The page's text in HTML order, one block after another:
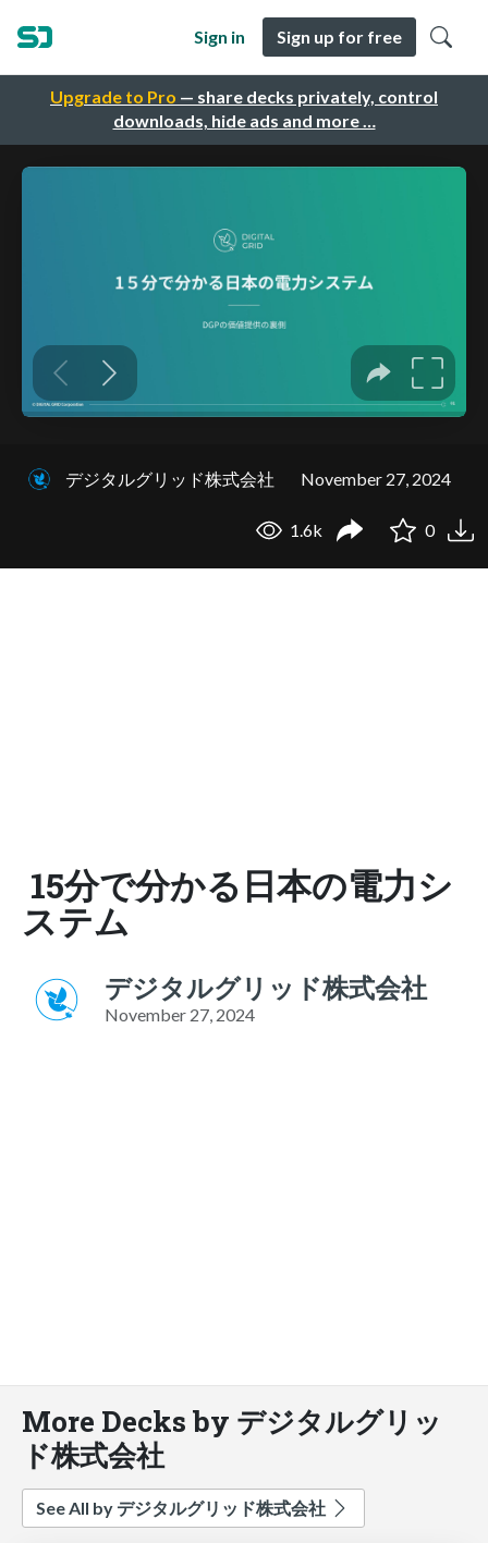
Upgrade to Pro — share decks privately, control
downloads, hide ads and more …
Sign in Sign up for free
デジタルグリッド株式会社 November 27, 2024
1.6k 0
15分で分かる日本の電力シ
ステム
デジタルグリッド株式会社
November 27, 2024
More Decks by デジタルグリッ
ド株式会社
See All by デジタルグリッド株式会社